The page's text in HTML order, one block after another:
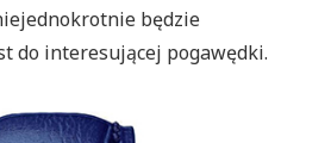
będzie
do interesującej pogawędki.